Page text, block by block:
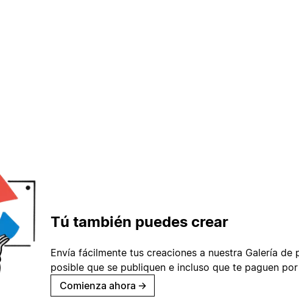
Tú también puedes crear
Envía fácilmente tus creaciones a nuestra Galería de
posible que se publiquen e incluso que te paguen
Comienza ahora →